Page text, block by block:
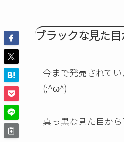
ブラックな見た
今まで発売されて
(;^ω^)
真っ黒な見た目か